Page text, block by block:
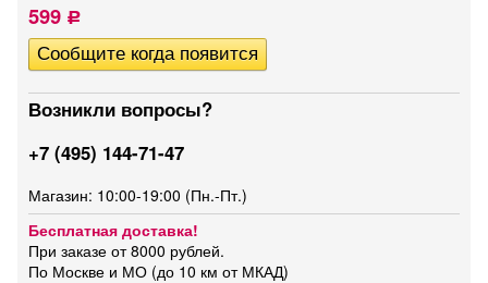
599 Р
Возникли вопросы?
+7 (495) 144-71-47
Магазин: 10:00-19:00 (Пн.-Пт.)
Бесплатная доставка!
При заказе от 8000 рублей.
По Москве и МО (до 10 км от МКАД)